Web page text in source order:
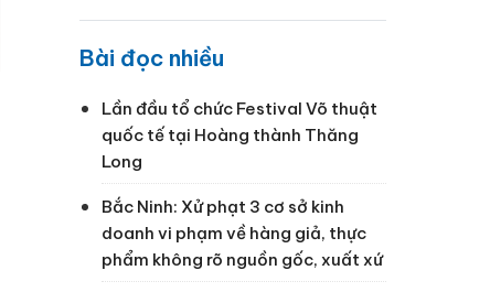
Bài đọc nhiều
Lần đầu tổ chức Festival Võ thuật
quốc tế tại Hoàng thành Thăng
Long
Bắc Ninh: Xử phạt 3 cơ sở kinh
doanh vi phạm về hàng giả, thực
phẩm không rõ nguồn gốc, xuất xứ